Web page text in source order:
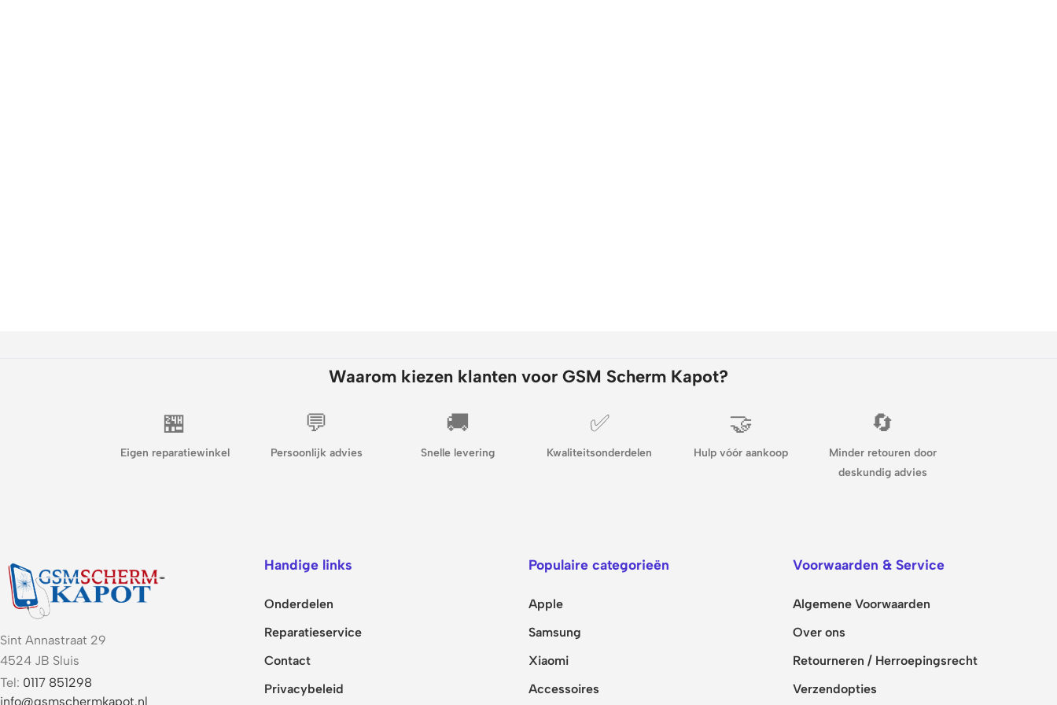
Waarom kiezen klanten voor GSM Scherm Kapot?
🏪
Eigen reparatiewinkel
💬
Persoonlijk advies
🚚
Snelle levering
✅
Kwaliteitsonderdelen
🤝
Hulp vóór aankoop
🔄
Minder retouren door
deskundig advies
Sint Annastraat 29
4524 JB Sluis
Tel: 0117 851298
info@gsmschermkapot.nl
Handige links
Onderdelen
Reparatieservice
Contact
Privacybeleid
Populaire categorieën
Apple
Samsung
Xiaomi
Accessoires
Voorwaarden & Service
Algemene Voorwaarden
Over ons
Retourneren / Herroepingsrecht
Verzendopties